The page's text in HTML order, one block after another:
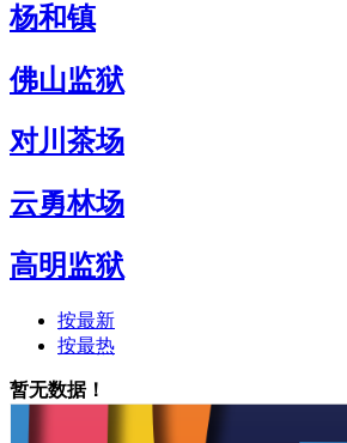
杨和镇
佛山监狱
对川茶场
云勇林场
高明监狱
按最新
按最热
暂无数据！